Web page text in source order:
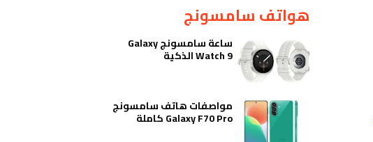
هواتف سامسونج
ساعة سامسونج Galaxy
Watch 9 الذكية
مواصفات هاتف سامسونج
Galaxy F70 Pro كاملة